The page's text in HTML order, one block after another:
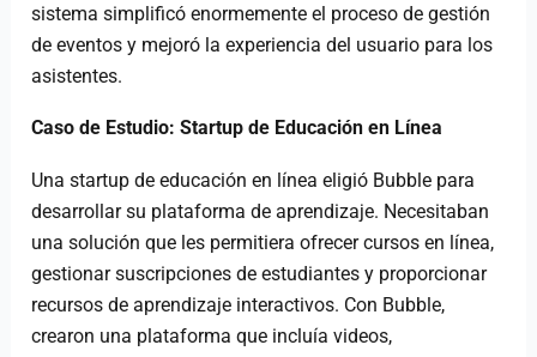
sistema simplificó enormemente el proceso de gestión
de eventos y mejoró la experiencia del usuario para los
asistentes.
Caso de Estudio: Startup de Educación en Línea
Una startup de educación en línea eligió Bubble para
desarrollar su plataforma de aprendizaje. Necesitaban
una solución que les permitiera ofrecer cursos en línea,
gestionar suscripciones de estudiantes y proporcionar
recursos de aprendizaje interactivos. Con Bubble,
crearon una plataforma que incluía videos,